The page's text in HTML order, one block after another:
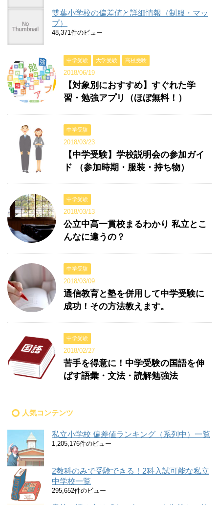
雙葉小学校の偏差値と詳細情報（制服・マッ
プ）
48,371件のビュー
中学受験 大学受験 高校受験
2018/06/19
【対象別におすすめ】すぐれた学
習・勉強アプリ（ほぼ無料！）
中学受験
2018/03/23
【中学受験】学校説明会の参加ガイ
ド （参加時期・服装・持ち物）
中学受験
2018/03/13
公立中高一貫校まるわかり 私立とこ
んなに違うの？
中学受験
2018/03/09
通信教育と塾を併用して中学受験に
成功！その方法教えます。
中学受験
2018/02/27
苦手を得意に！中学受験の国語を伸
ばす語彙・文法・読解勉強法
人気コンテンツ
私立小学校 偏差値ランキング（系列中）一覧
1,205,176件のビュー
2教科のみで受験できる！2科入試可能な私立
中学校一覧
295,652件のビュー